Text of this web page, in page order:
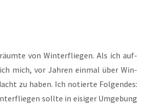
von Win­ter­flie­gen. Als ich auf­
mich, vor Jah­ren ein­mal über Win­
zu haben. Ich notier­te Fol­gen­des:
soll­te in eisi­ger Umge­bung